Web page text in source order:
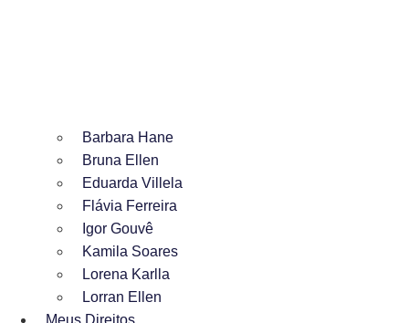
Barbara Hane
Bruna Ellen
Eduarda Villela
Flávia Ferreira
Igor Gouvê
Kamila Soares
Lorena Karlla
Lorran Ellen